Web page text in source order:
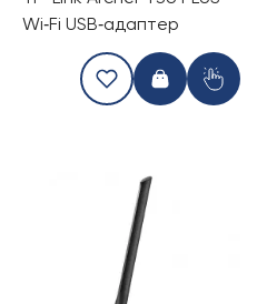
Wi‑Fi USB‑адаптер